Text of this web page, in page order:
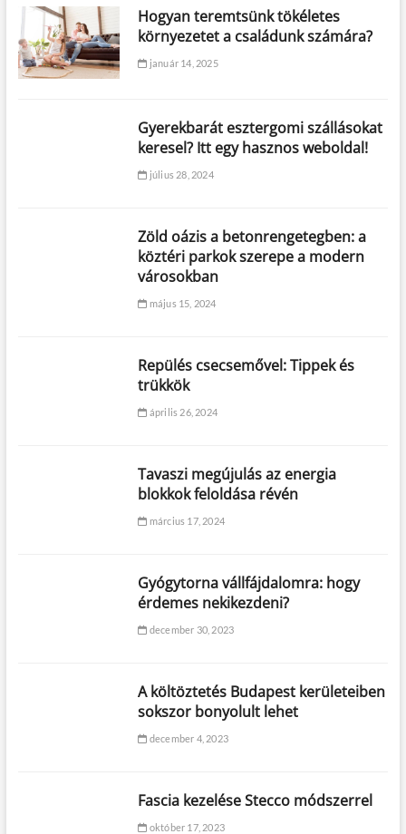
Hogyan teremtsünk tökéletes
környezetet a családunk számára?
január 14, 2025
Gyerekbarát esztergomi szállásokat
keresel? Itt egy hasznos weboldal!
július 28, 2024
Zöld oázis a betonrengetegben: a
köztéri parkok szerepe a modern
városokban
május 15, 2024
Repülés csecsemővel: Tippek és
trükkök
április 26, 2024
Tavaszi megújulás az energia
blokkok feloldása révén
március 17, 2024
Gyógytorna vállfájdalomra: hogy
érdemes nekikezdeni?
december 30, 2023
A költöztetés Budapest kerületeiben
sokszor bonyolult lehet
december 4, 2023
Fascia kezelése Stecco módszerrel
október 17, 2023